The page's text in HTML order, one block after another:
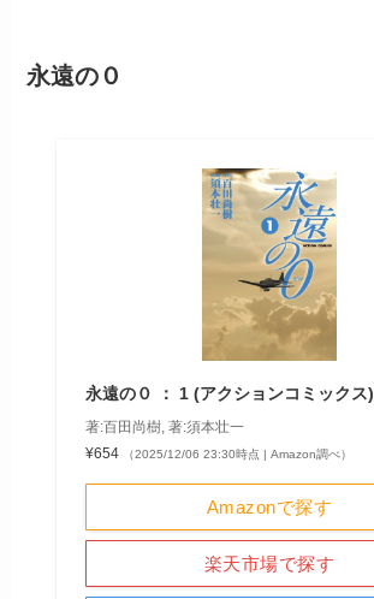
永遠の０
永遠の０ ： 1 (アクションコミックス)
著:百田尚樹, 著:須本壮一
¥654
（2025/12/06 23:30時点 | Amazon調べ）
Amazonで探す
楽天市場で探す